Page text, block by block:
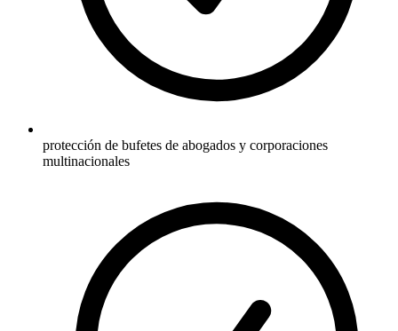
protección de bufetes de abogados y corporaciones
multinacionales